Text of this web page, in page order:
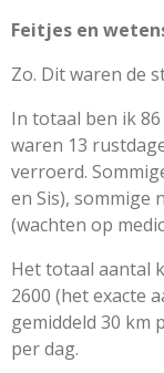
Feitjes en
Zo. Dit waren de
In totaal ben ik
waren 13
verroerd.
en Sis), sommige
(wachten op
Het totaal aantal
2600 (het exacte
gemiddeld 30 km
per dag.